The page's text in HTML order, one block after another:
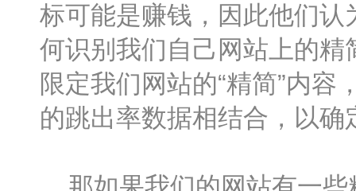
标可能是赚钱，因此他们
何识别我们自己网站上的
限定我们网站的“精简”内
的跳出率数据相结合，以